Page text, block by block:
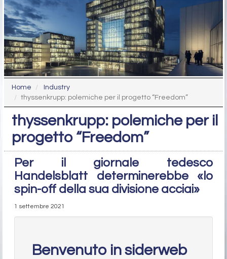
Home
Industry
thyssenkrupp: polemiche per il progetto “Freedom”
thyssenkrupp: polemiche per il
progetto “Freedom”
Per il giornale tedesco
Handelsblatt determinerebbe «lo
spin-off della sua divisione acciai»
1 settembre 2021
Benvenuto in siderweb